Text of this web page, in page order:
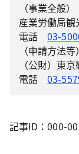
（事業全般）
産業労働局
電話03-
（申請方法等）
（公財）東
電話03-
記事ID：000-